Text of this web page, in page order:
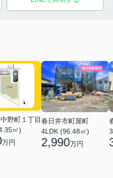
野町１丁目
㎡)
万円
春日井市町屋町
4LDK (96.48㎡)
2,990万円